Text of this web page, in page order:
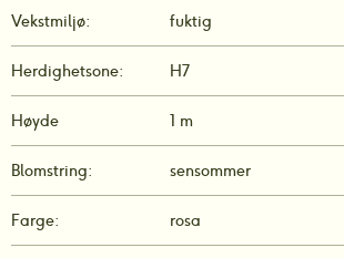
Vekstmiljø: fuktig
Herdighetsone: H7
Høyde 1 m
Blomstring: sensommer
Farge: rosa